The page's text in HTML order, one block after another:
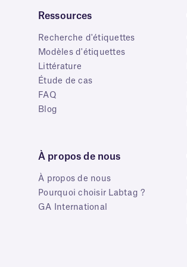
Ressources
Recherche d'étiquettes
Modèles d'étiquettes
Littérature
Étude de cas
FAQ
Blog
À propos de nous
À propos de nous
Pourquoi choisir Labtag ?
GA International